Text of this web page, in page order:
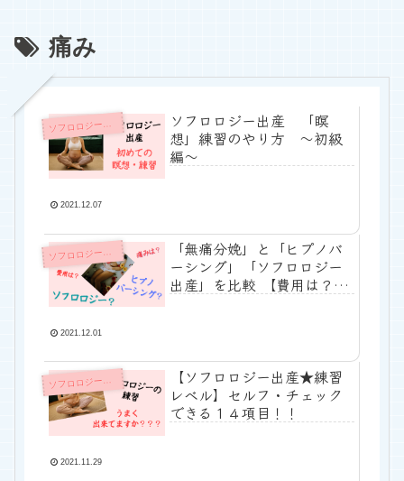
痛み
ソフロロジー出産 練習のやり方
ソフロロジー出産 「瞑
想」練習のやり方 ～初級
編～
2021.12.07
ソフロロジー出産 陣痛の痛み『逃がし方』
「無痛分娩」と「ヒプノバ
ーシング」「ソフロロジー
出産」を比較 【費用は？】
2021.12.01
ソ フロロジー出産 練習のやり方
【ソフロロジー出産★練習
レベル】セルフ・チェック
できる１４項目！！
2021.11.29